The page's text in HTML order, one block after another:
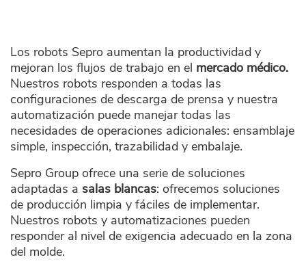
Los robots Sepro aumentan la productividad y
mejoran los flujos de trabajo en el mercado médico.
Nuestros robots responden a todas las
configuraciones de descarga de prensa y nuestra
automatización puede manejar todas las
necesidades de operaciones adicionales: ensamblaje
simple, inspección, trazabilidad y embalaje.
Sepro Group ofrece una serie de soluciones
adaptadas a salas blancas: ofrecemos soluciones
de producción limpia y fáciles de implementar.
Nuestros robots y automatizaciones pueden
responder al nivel de exigencia adecuado en la zona
del molde.